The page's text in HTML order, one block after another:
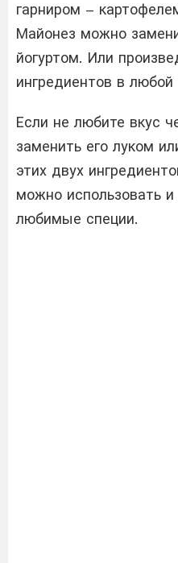
гарниром –
Майонез можно
йогуртом. Или
ингредиентов в любой
Если не любите вкус
заменить его луком
этих двух
можно использовать
любимые специи.